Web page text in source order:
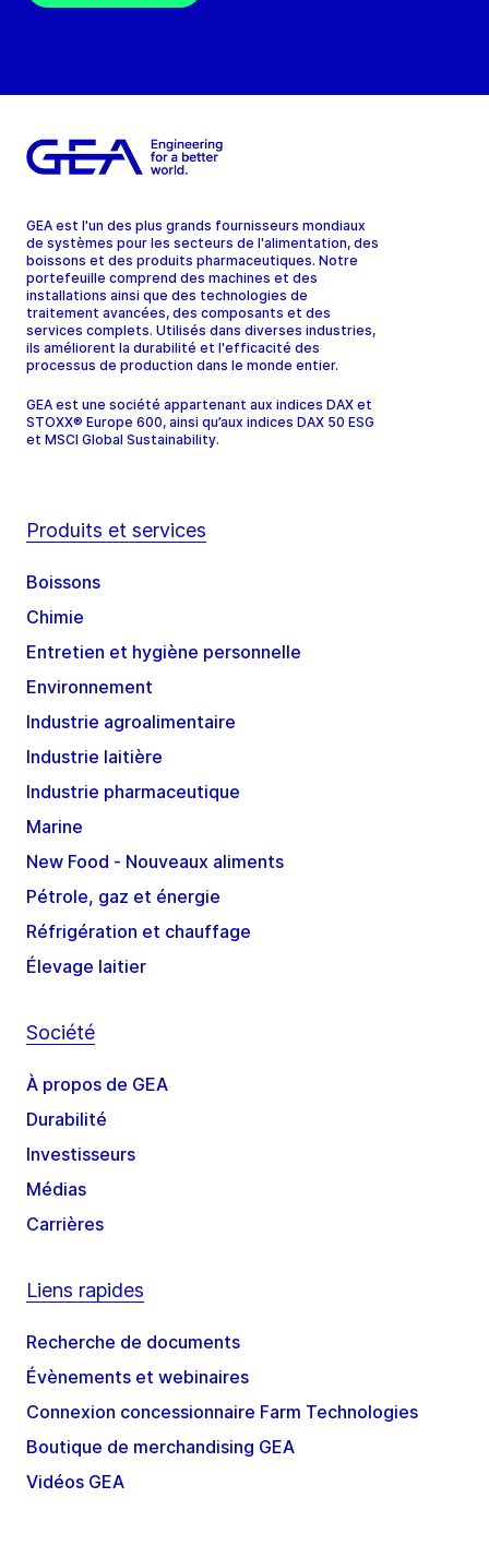
GEA est l'un des plus grands fournisseurs mondiaux
de systèmes pour les secteurs de l'alimentation, des
boissons et des produits pharmaceutiques. Notre
portefeuille comprend des machines et des
installations ainsi que des technologies de
traitement avancées, des composants et des
services complets. Utilisés dans diverses industries,
ils améliorent la durabilité et l'efficacité des
processus de production dans le monde entier.
GEA est une société appartenant aux indices DAX et
STOXX® Europe 600, ainsi qu’aux indices DAX 50 ESG
et MSCI Global Sustainability.
Produits et services
Boissons
Chimie
Entretien et hygiène personnelle
Environnement
Industrie agroalimentaire
Industrie laitière
Industrie pharmaceutique
Marine
New Food - Nouveaux aliments
Pétrole, gaz et énergie
Réfrigération et chauffage
Élevage laitier
Société
À propos de GEA
Durabilité
Investisseurs
Médias
Carrières
Liens rapides
Recherche de documents
Évènements et webinaires
Connexion concessionnaire Farm Technologies
Boutique de merchandising GEA
Vidéos GEA